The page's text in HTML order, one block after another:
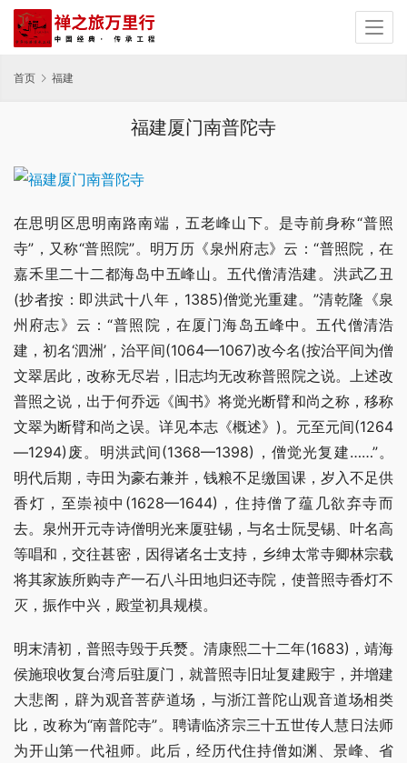
首页 福建
福建厦门南普陀寺
在思明区思明南路南端，五老峰山下。是寺前身称“普照
寺”，又称“普照院”。明万历《泉州府志》云：“普照院，在
嘉禾里二十二都海岛中五峰山。五代僧清浩建。洪武乙丑
(抄者按：即洪武十八年，1385)僧觉光重建。”清乾隆《泉
州府志》云：“普照院，在厦门海岛五峰中。五代僧清浩
建，初名‘泗洲’，治平间(1064—1067)改今名(按治平间为僧
文翠居此，改称无尽岩，旧志均无改称普照院之说。上述改
普照之说，出于何乔远《闽书》将觉光断臂和尚之称，移称
文翠为断臂和尚之误。详见本志《概述》)。元至元间(1264
—1294)废。明洪武间(1368—1398)，僧觉光复建……”。
明代后期，寺田为豪右兼并，钱粮不足缴国课，岁入不足供
香灯，至崇祯中(1628—1644)，住持僧了蕴几欲弃寺而
去。泉州开元寺诗僧明光来厦驻锡，与名士阮旻锡、叶名高
等唱和，交往甚密，因得诸名士支持，乡绅太常寺卿林宗载
将其家族所购寺产一石八斗田地归还寺院，使普照寺香灯不
灭，振作中兴，殿堂初具规模。
明末清初，普照寺毁于兵燹。清康熙二十二年(1683)，靖海
侯施琅收复台湾后驻厦门，就普照寺旧址复建殿宇，并增建
大悲阁，辟为观音菩萨道场，与浙江普陀山观音道场相类
比，改称为“南普陀寺”。聘请临济宗三十五世传人慧日法师
为开山第一代祖师。此后，经历代住持僧如渊、景峰、省